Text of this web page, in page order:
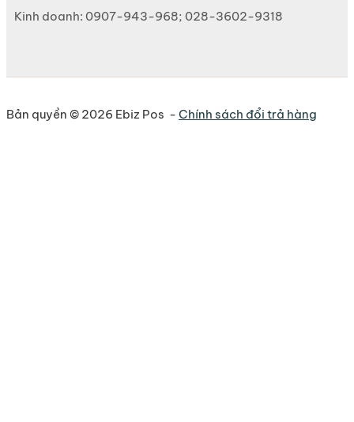
Kinh doanh: 0907-943-968; 028-3602-9318
Bản quyền © 2026 Ebiz Pos - Chính sách đổi trả hàng